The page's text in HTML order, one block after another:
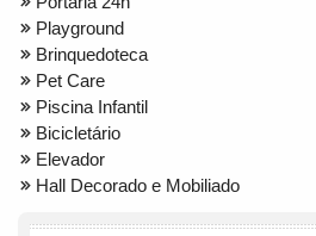
Playground
Brinquedoteca
Pet Care
Piscina Infantil
Bicicletário
Elevador
Hall Decorado e Mobiliado